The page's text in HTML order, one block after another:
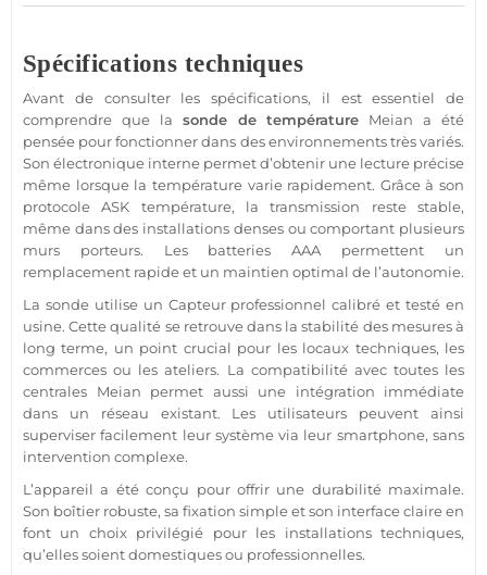
Spécifications techniques
Avant de consulter les spécifications, il est essentiel de
comprendre que la sonde detempérature Meian a été
pensée pour fonctionner dans des environnements très variés.
Son électronique interne permet d’obtenir une lecture précise
même lorsque la températurevarie rapidement. Grâce à son
protocole
ASK température, latransmission reste stable,
même dans des installations denses ou comportant plusieurs
murs porteurs. Les batteries AAA permettent un
remplacement rapide et un maintien optimal de l’autonomie.
La sonde utilise un Capteur professionnel calibré et testé en
usine. Cette qualité se retrouve dans la stabilité des mesures à
long terme, un point crucial pour les locaux techniques, les
commerces ou les ateliers. La compatibilité avec toutes les
centrales Meian permet aussi une intégration immédiate
dans un réseau existant. Les utilisateurs peuvent ainsi
superviser facilement leur systèmevia leur smartphone, sans
intervention complexe.
L’appareil a été conçu pour offrir une durabilité maximale.
Son boîtier robuste, sa fixation simple et son interface claire en
font un choix privilégié pour les installations techniques,
qu’elles soient domestiques ou professionnelles.